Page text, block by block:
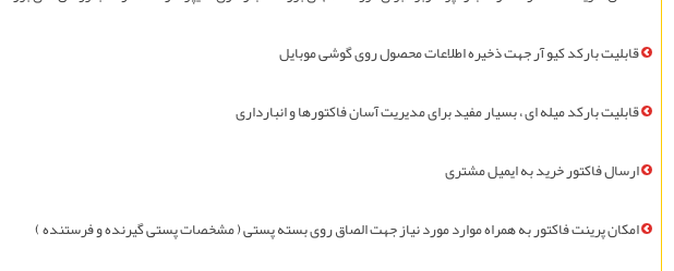
قابليت بارکد کیو آر جهت ذخیره اطلاعات محصول روی گوشی موبایل
قابليت بارکد ميله ای ، بسیار مفيد برای مدیریت آسان فاکتورها و انبارداری
ارسال فاکتور خريد به ايميل مشتری
امکان پرينت فاکتور به همراه موارد مورد نياز جهت الصاق روی بسته پستی ( مشخصات پستی گيرنده و فرستنده )